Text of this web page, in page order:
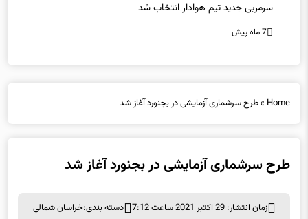
سرمربی جدید تیم هوادار انتخاب شد
7 ماه پیش
Home
»طرح سرشماری آزمایشی در بجنورد آغاز شد
طرح سرشماری آزمایشی در بجنورد آغاز شد
زمان انتشار: 29 اکتبر 2021 ساعت 7:12 دسته بندی:خراسان شمالی